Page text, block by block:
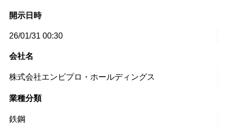
開示日時
26/01/31 00:30
会社名
株式会社エンビプロ・ホールディングス
業種分類
鉄鋼